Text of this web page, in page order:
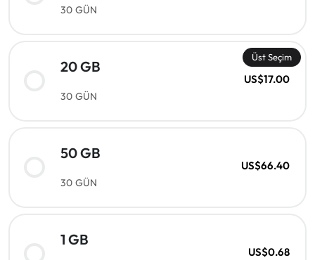
30 GÜN
Üst Seçim
20 GB
30 GÜN
US$17.00
50 GB
30 GÜN
US$66.40
1 GB
US$0.68